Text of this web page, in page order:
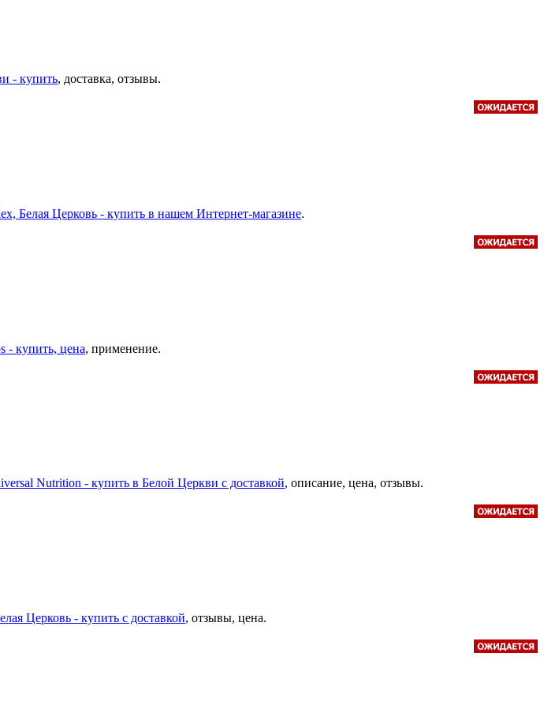
- купить, доставка, отзывы.
Белая Церковь - купить в нашем Интернет-магазине.
- купить, цена, применение.
Nutrition - купить в Белой Церкви с доставкой, описание, цена, отзывы.
Церковь - купить с доставкой, отзывы, цена.